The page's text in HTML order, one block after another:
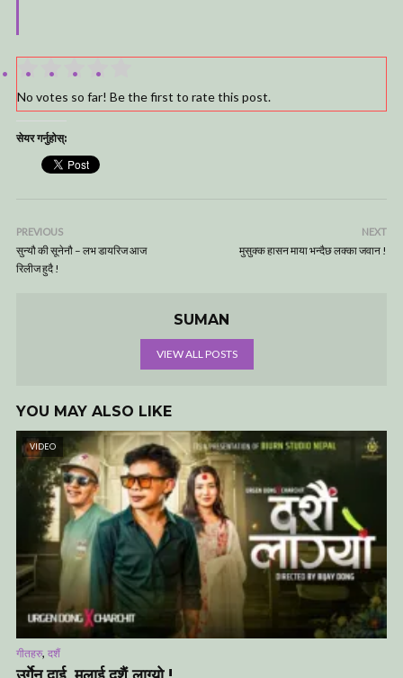
No votes so far! Be the first to rate this post.
सेयर गर्नुहोस्:
PREVIOUS
सुन्यौ की सूनेनौ – लभ डायरिज आज
रिलीज हुदै !
NEXT
मुसुक्क हासन माया भन्दैछ लक्का जवान !
SUMAN
VIEW ALL POSTS
YOU MAY ALSO LIKE
VIDEO
गीतहरु, दशैं